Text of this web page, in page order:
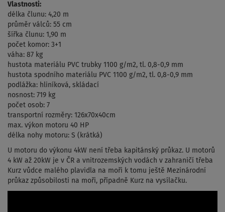
Vlastnosti:
délka člunu: 4,20 m
průměr válců: 55 cm
šířka člunu: 1,90 m
počet komor: 3+1
váha: 87 kg
hustota materiálu PVC trubky 1100 g/m2, tl. 0,8-0,9 mm
hustota spodního materiálu PVC 1100 g/m2, tl. 0,8-0,9 mm
podlážka: hliníková, skládací
nosnost: 719 kg
počet osob: 7
transportní rozměry: 126x70x40cm
max. výkon motoru 40 HP
délka nohy motoru: S (krátká)
U motoru do výkonu 4kW není třeba kapitánský průkaz. U motorů
4 kW až 20kW je v ČR a vnitrozemských vodách v zahraničí třeba
Kurz vůdce malého plavidla na moři k tomu ještě Mezinárodní
průkaz způsobilosti na moři, případně Kurz na vysílačku.